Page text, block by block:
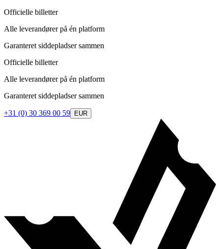
Officielle billetter
Alle leverandører på én platform
Garanteret siddepladser sammen
Officielle billetter
Alle leverandører på én platform
Garanteret siddepladser sammen
+31 (0) 30 369 00 59 EUR